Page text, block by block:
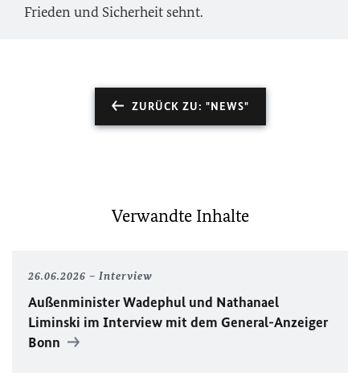
Frieden und Sicherheit sehnt.
ZURÜCK ZU: "NEWS"
Verwandte Inhalte
26.06.2026 Interview
Außenminister Wadephul und Nathanael
Liminski im Interview mit dem General-Anzeiger
Bonn